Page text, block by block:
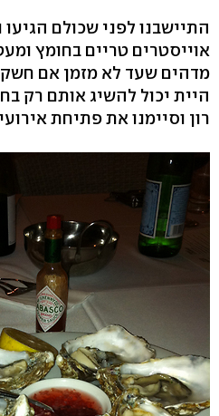
התיישבנו לפני שכולם
אוייסטרים טריים בחומץ
מדהים שעד לא מזמן אם
רון וסיימנו את פתיחת